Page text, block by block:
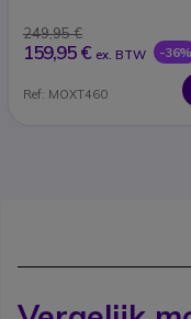
249,95 €
159,95 € ex. BTW -36%
Ref: MOXT460